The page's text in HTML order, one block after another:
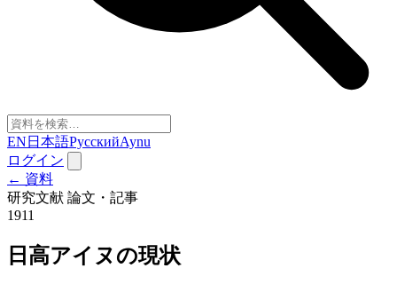
EN 日本語РусскийAynu
ログイン
← 資料
研究文献 論文・記事
1911
日高アイヌの現状